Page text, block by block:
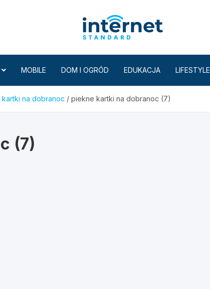
MOBILE DOM I OGRÓD EDUKACJA LIFESTYLE
kartki na dobranoc piekne kartki na dobranoc (7)
(7)